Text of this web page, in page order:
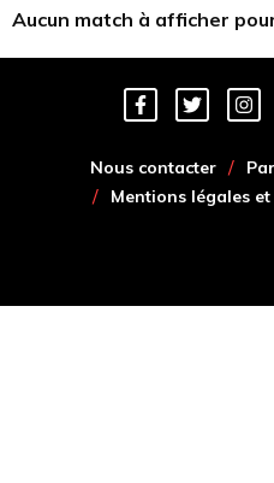
Aucun match à afficher
Nous contacter
Mentions légales et